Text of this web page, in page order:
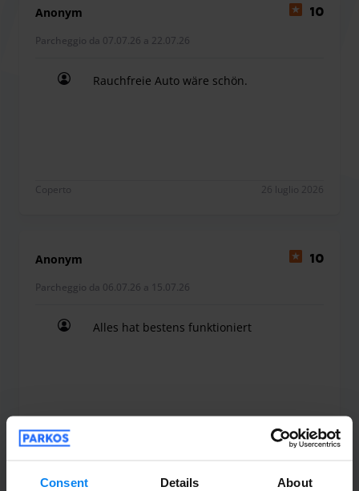
Consent Details About
Anonym 10
Parcheggio da 07.07.26 a 22.07.26
Rauchfreie Auto wäre schön.
Coperto 26 luglio 2026
Anonym 10
Parcheggio da 06.07.26 a 15.07.26
Alles hat bestens funktioniert
Coperto 24 luglio 2026